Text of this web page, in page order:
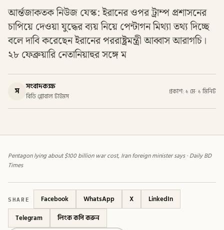
আর্ন্তজাকতক নিউজ যেস্ক: ইরানের ওপর ট্রাম্প প্রশাসনের
চাপিয়ে দেওয়া যুদ্ধের ব্যয় নিয়ে পেন্টাগন মিথ্যা তথ্য দিচ্ছে
বলে দাবি করেছেন ইরানের পররাষ্ট্রমন্ত্রী আব্বাস আরাগচি।
২৮ ফেব্রুয়ারি নেতানিয়াহুর সঙ্গে ম
স সংবাদকক্ষ
বিডি গ্লোবাল টাইমস
প্রকাশ: ১ মে· ১ মিনিট
Pentagon lying about $100 billion war cost, Iran foreign minister says · Daily BD
Times
SHARE Facebook WhatsApp X
LinkedIn
Telegram
লিংক কপি করুন